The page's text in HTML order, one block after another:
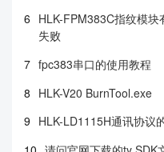
6 HLK-FPM383C指纹模
失败
7 fpc383串口的使用教程
8 HLK-V20 BurnTool.exe
9 HLK-LD1115H通讯协议